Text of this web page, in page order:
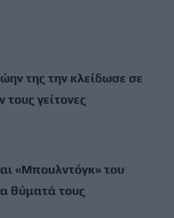
της την κλείδωσε σε
γείτονες
«Μπουλντόγκ» του
θύματά τους